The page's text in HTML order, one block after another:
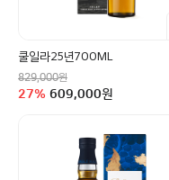
쿨일라25년700ML
829,000원
할인율
27%
구매금액
609,000원